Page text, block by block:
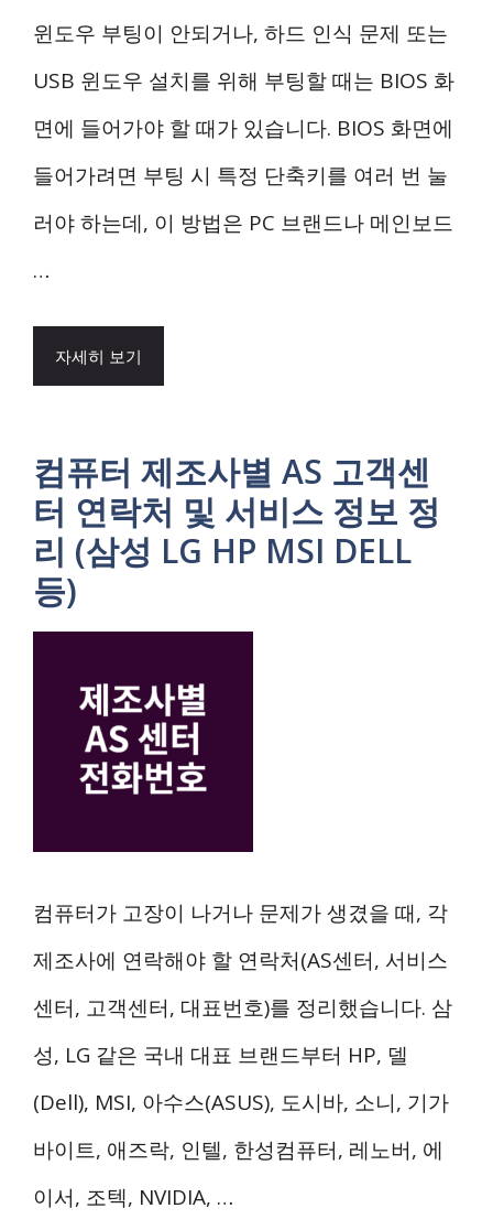
윈도우 부팅이 안되거나, 하드 인식 문제 또는
USB 윈도우 설치를 위해 부팅할 때는 BIOS 화
면에 들어가야 할 때가 있습니다. BIOS 화면에
들어가려면 부팅 시 특정 단축키를 여러 번 눌
러야 하는데, 이 방법은 PC 브랜드나 메인보드
…
자세히 보기
컴퓨터 제조사별 AS 고객센
터 연락처 및 서비스 정보 정
리 (삼성 LG HP MSI DELL
등)
컴퓨터가 고장이 나거나 문제가 생겼을 때, 각
제조사에 연락해야 할 연락처(AS센터, 서비스
센터, 고객센터, 대표번호)를 정리했습니다. 삼
성, LG 같은 국내 대표 브랜드부터 HP, 델
(Dell), MSI, 아수스(ASUS), 도시바, 소니, 기가
바이트, 애즈락, 인텔, 한성컴퓨터, 레노버, 에
이서, 조텍, NVIDIA, …